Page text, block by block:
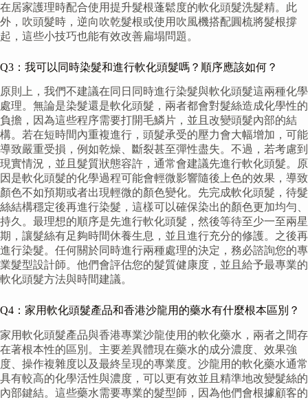
在居家護理時配合使用提升髮根蓬鬆度的軟化頭髮洗髮精。此
外，吹頭髮時，逆向吹乾髮根或使用吹風機搭配圓梳將髮根撐
起，這些小技巧也能有效改善扁塌問題。
Q3：我可以同時染髮和進行軟化頭髮嗎？順序應該如何？
原則上，我們不建議在同日同時進行染髮與軟化頭髮這兩種化學
處理。無論是染髮還是軟化頭髮，兩者都會對髮絲造成化學性的
負擔，因為這些程序需要打開毛鱗片，並且改變頭髮內部的結
構。若在短時間內重複進行，頭髮承受的壓力會大幅增加，可能
導致嚴重受損，例如乾燥、斷裂甚至彈性盡失。不過，若考慮到
現實情況，並且髮質狀態容許，通常會建議先進行軟化頭髮。原
因是軟化頭髮的化學過程可能會輕微影響隨後上色的效果，導致
顏色不如預期或者出現輕微的顏色變化。先完成軟化頭髮，待髮
絲結構穩定後再進行染髮，這樣可以確保染出的顏色更加均勻、
持久。最理想的順序是先進行軟化頭髮，然後等待至少一至兩星
期，讓髮絲有足夠時間休養生息，並且進行充分的修護。之後再
進行染髮。任何關於同時進行兩種處理的決定，務必諮詢您的專
業髮型設計師。他們會評估您的髮質健康度，並且給予最專業的
軟化頭髮方法與時間建議。
Q4：家用軟化頭髮產品和香港沙龍用的藥水有什麼根本區別？
家用軟化頭髮產品與香港專業沙龍使用的軟化藥水，兩者之間存
在著根本性的區別。主要差異體現在藥水的成分濃度、效果強
度、操作複雜度以及最終呈現的專業度。沙龍用的軟化藥水通常
具有較高的化學活性與濃度，可以更有效並且精準地改變髮絲的
內部鍵結。這些藥水需要專業的髮型師，因為他們會根據顧客的